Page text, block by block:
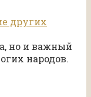
других
но и важный
народов.